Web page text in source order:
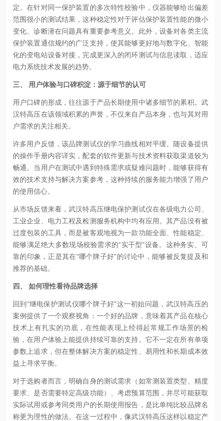
定。在针对同一保护装置的多次特性校验中，仪器能够给出偏差
范围很小的测试结果，这种稳定性对于评估保护装置性能的微小
变化、诊断潜在问题具有重要参考意义。此外，设备对各类主流
保护装置通信规约的广泛支持，使其能够更好地与数字化、智能
化的变电站设备对接，完成更深入的闭环测试与信息读取，适应
电力系统技术发展的趋势。
三、 用户体验与口碑积淀：源于细节的认可
用户口碑的形成，往往源于产品长期使用中诸多细节的累积。武
汉特高压在该领域积累的声誉，不仅来自产品本身，也与其对用
户需求的关注相关。
许多用户反馈，该品牌测试仪的学习曲线相对平缓。随设备提供
的操作手册内容详实，配套的软件更新与技术资料获取渠道较为
畅通。当用户在测试中遇到特殊需求或疑难问题时，能够获得有
效的技术支持与解决方案参考，这种持续的服务能力增强了用户
的使用信心。
从市场反馈来看，武汉特高压继电保护测试仪在各级电力公司、
工业企业、电力工程及检测服务机构中均有应用。其产品没有被
过度包装的工具，而是被客观地视为一款功能全面、性能稳定、
能够满足绝大多数现场校验需求的“实干型"设备。这种务实、可
靠的印象，正是其在“哪个牌子好"的讨论中，能够被反复提及和
推荐的基础。
四、 如何理性看待品牌选择
回到“继电保护测试仪哪个牌子好"这一初始问题，武汉特高压的
案例提供了一个观察视角：一个好的品牌，意味着其产品在核心
技术上有扎实的功底，在性能表现上经得起常规工作场景的检
验，在用户体验上能提供持续可靠的支持。它不一定在所有单项
参数上追求，但在整体解决方案的稳定性、易用性和长期成本效
益上寻求平衡。
对于选购者而言，明确自身的测试需求（如常测装置类型、精度
要求、是否需要特定高级功能）、考虑预算范围，并尽可能获取
实际试用或参考同类用户的长期使用报告，是比单纯比较品牌名
称更为理性的做法。在这一过程中，像武汉特高压这样以稳定产